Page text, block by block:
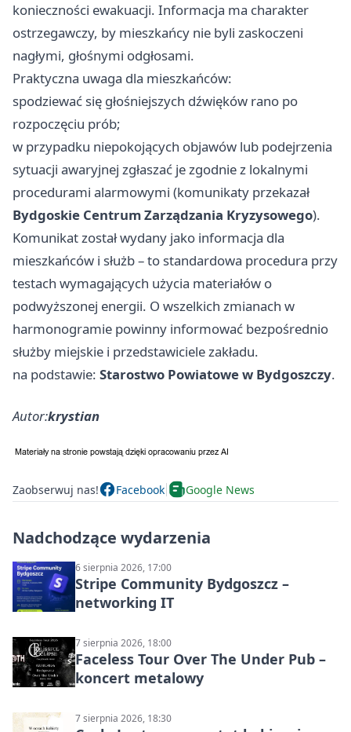
konieczności ewakuacji. Informacja ma charakter
ostrzegawczy, by mieszkańcy nie byli zaskoczeni
nagłymi, głośnymi odgłosami.
Praktyczna uwaga dla mieszkańców:
spodziewać się głośniejszych dźwięków rano po
rozpoczęciu prób;
w przypadku niepokojących objawów lub podejrzenia
sytuacji awaryjnej zgłaszać je zgodnie z lokalnymi
procedurami alarmowymi (komunikaty przekazał
Bydgoskie Centrum Zarządzania Kryzysowego).
Komunikat został wydany jako informacja dla
mieszkańców i służb – to standardowa procedura przy
testach wymagających użycia materiałów o
podwyższonej energii. O wszelkich zmianach w
harmonogramie powinny informować bezpośrednio
służby miejskie i przedstawiciele zakładu.
na podstawie: Starostwo Powiatowe w Bydgoszczy.
Autor:krystian
Zaobserwuj nas! Facebook Google News
Nadchodzące wydarzenia
6 sierpnia 2026, 17:00
Stripe Community Bydgoszcz –
networking IT
7 sierpnia 2026, 18:00
Faceless Tour Over The Under Pub –
koncert metalowy
7 sierpnia 2026, 18:30